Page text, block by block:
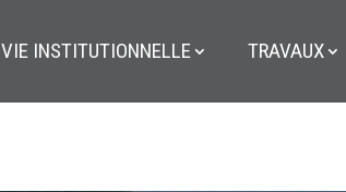
VIE INSTITUTIONNELLE TRAVAUX